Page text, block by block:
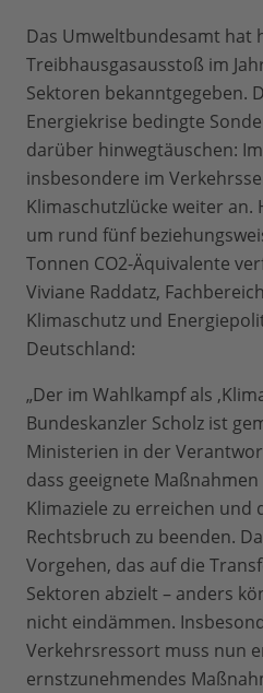
Das Umweltbundesamt hat
Treibhausgasausstoß im
Sektoren bekanntgegeben.
Energiekrise bedingte
darüber hinwegtäuschen:
insbesondere im
Klimaschutzlücke weiter an.
um rund fünf
Tonnen CO2-Äquivalente
Viviane Raddatz,
Klimaschutz und
Deutschland:
„Der im Wahlkampf als
Bundeskanzler Scholz ist
Ministerien in der
dass geeignete
Klimaziele zu erreichen und
Rechtsbruch zu beenden.
Vorgehen, das auf die
Sektoren abzielt – anders
nicht eindämmen.
Verkehrsressort muss nun
ernstzunehmendes